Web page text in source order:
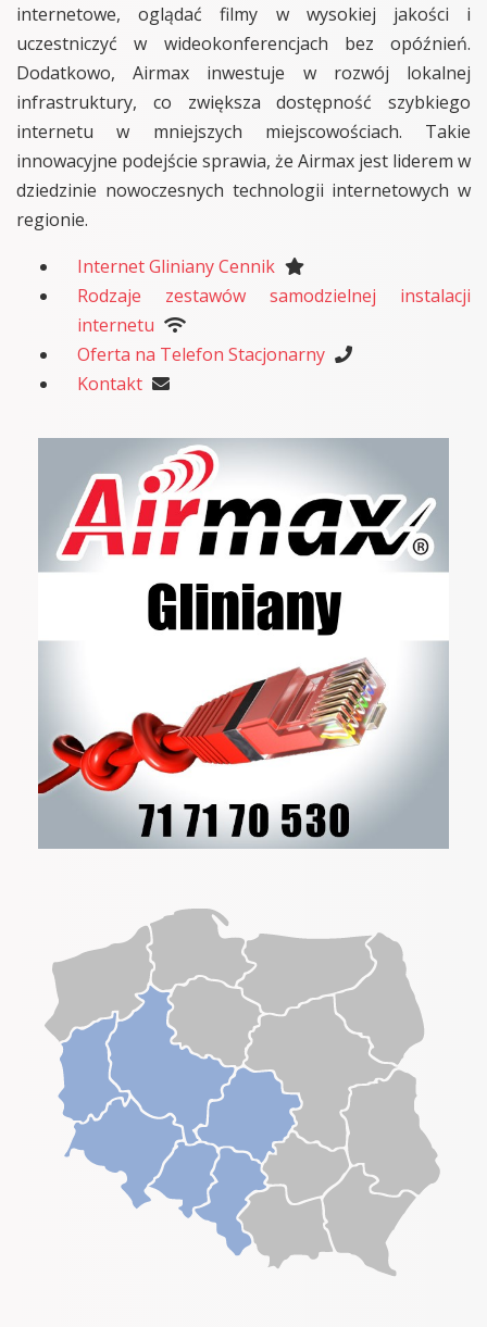
internetowe, oglądać filmy w wysokiej jakości i
uczestniczyć w wideokonferencjach bez opóźnień.
Dodatkowo, Airmax inwestuje w rozwój lokalnej
infrastruktury, co zwiększa dostępność szybkiego
internetu w mniejszych miejscowościach. Takie
innowacyjne podejście sprawia, że Airmax jest liderem w
dziedzinie nowoczesnych technologii internetowych w
regionie.
Internet Gliniany Cennik
Rodzaje zestawów samodzielnej instalacji
internetu
Oferta na Telefon Stacjonarny
Kontakt